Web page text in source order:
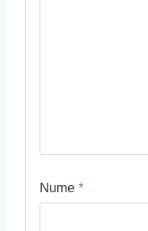
Nume *